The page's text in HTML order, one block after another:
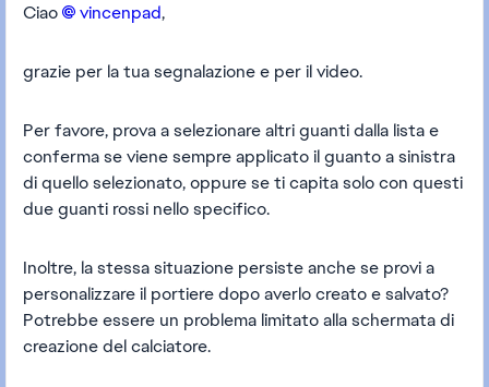
Ciao vincenpad​,
grazie per la tua segnalazione e per il video.
Per favore, prova a selezionare altri guanti dalla lista e
conferma se viene sempre applicato il guanto a sinistra
di quello selezionato, oppure se ti capita solo con questi
due guanti rossi nello specifico.
Inoltre, la stessa situazione persiste anche se provi a
personalizzare il portiere dopo averlo creato e salvato?
Potrebbe essere un problema limitato alla schermata di
creazione del calciatore.